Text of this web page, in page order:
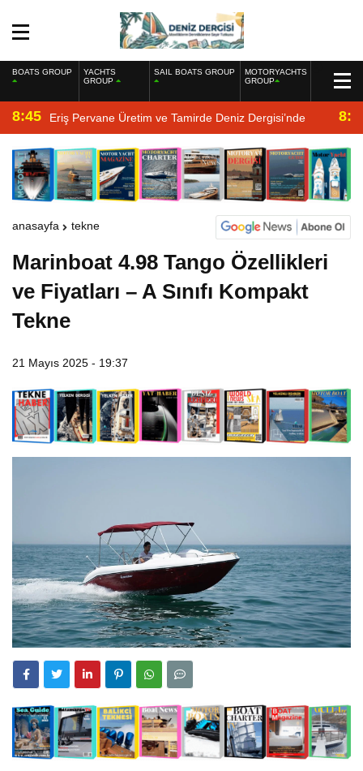
BOATS GROUP
YACHTS
GROUP
SAIL BOATS GROUP
MOTORYACHTS
GROUP
8:45 Eriş Pervane Üretim ve Tamirde Deniz Dergisi’nde
anasayfa tekne
Marinboat 4.98 Tango Özellikleri
ve Fiyatları – A Sınıfı Kompakt
Tekne
21 Mayıs 2025 - 19:37